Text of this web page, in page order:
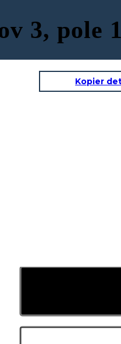
3, pole
Kopier